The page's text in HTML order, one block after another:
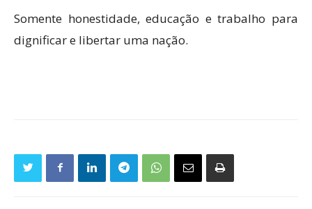
Somente honestidade, educação e trabalho para
dignificar e libertar uma nação.